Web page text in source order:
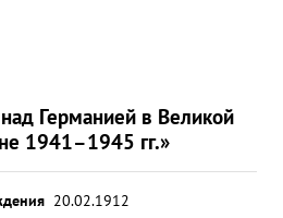
Германией в Великой
1941–1945 гг.»
20.02.1912